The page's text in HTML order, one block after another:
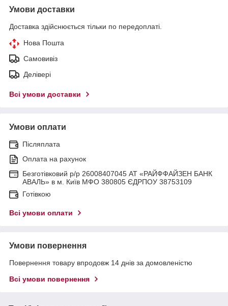
Умови доставки
Доставка здійснюється тільки по передоплаті.
Нова Пошта
Самовивіз
Делівері
Всі умови доставки
Умови оплати
Післяплата
Оплата на рахунок
Безготівковий р/р 26008407045 АТ «РАЙФФАЙЗЕН БАНК
АВАЛЬ» в м. Київ МФО 380805 ЄДРПОУ 38753109
Готівкою
Всі умови оплати
Умови повернення
Повернення товару впродовж 14 днів за домовленістю
Всі умови повернення